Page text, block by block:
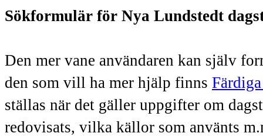
Sökformulär för Nya Lundstedt
Den mer vane användaren kan själv
den som vill ha mer hjälp finns
ställas när det gäller uppgifter om
redovisats, vilka källor som använts